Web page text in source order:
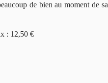
de bien au moment de sa
: 12,50 €